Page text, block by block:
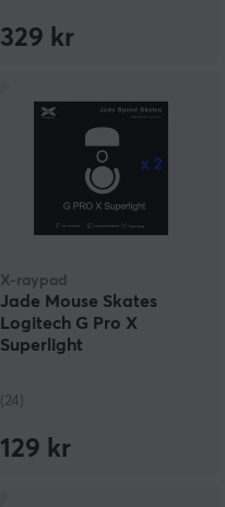
329 kr
X-raypad
Jade Mouse Skates
Logitech G Pro X
Superlight
(24)
129 kr